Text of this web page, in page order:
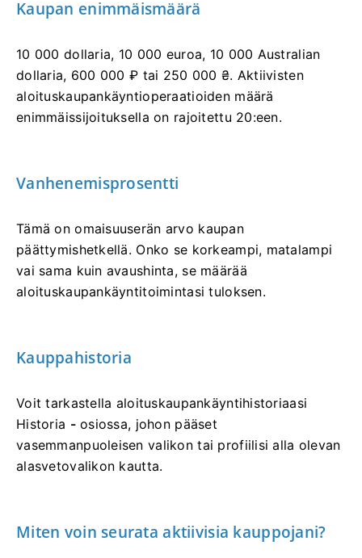
Kaupan enimmäismäärä
10 000 dollaria, 10 000 euroa, 10 000 Australian
dollaria, 600 000 ₽ tai 250 000 ₴. Aktiivisten
aloituskaupankäyntioperaatioiden määrä
enimmäissijoituksella on rajoitettu 20:een.
Vanhenemisprosentti
Tämä on omaisuuserän arvo kaupan
päättymishetkellä. Onko se korkeampi, matalampi
vai sama kuin avaushinta, se määrää
aloituskaupankäyntitoimintasi tuloksen.
Kauppahistoria
Voit tarkastella aloituskaupankäyntihistoriaasi
Historia -osiossa, johon pääset
vasemmanpuoleisen valikon tai profiilisi alla olevan
alasvetovalikon kautta.
Miten voin seurata aktiivisia kauppojani?